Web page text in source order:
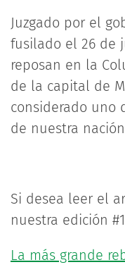
Juzgado por el
fusilado el 26 de
reposan en la
de la capital de
considerado uno
de nuestra
Si desea leer el
nuestra edición
La más grande